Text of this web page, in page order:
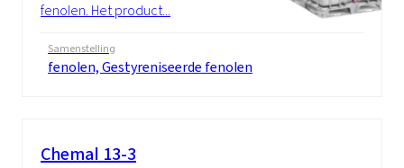
fenolen. Het product...
Samenstelling
fenolen, Gestyreniseerde fenolen
Chemal 13-3